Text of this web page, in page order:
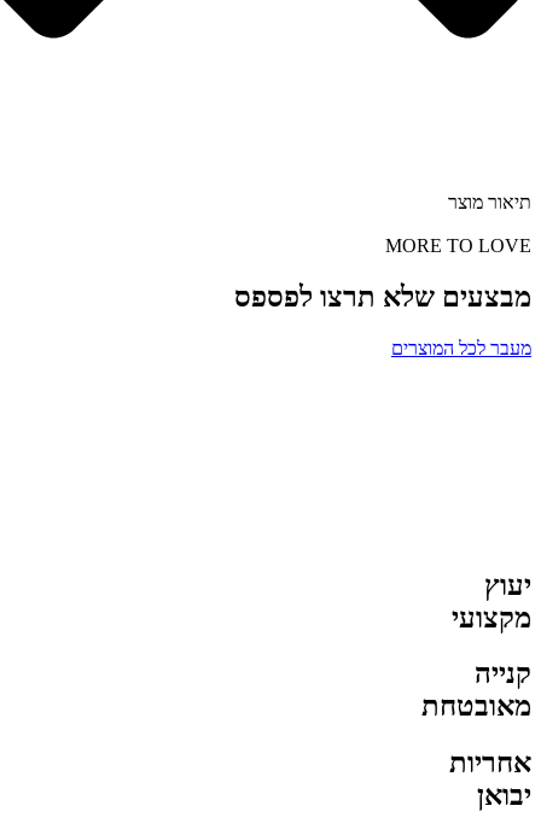
תיאור מוצר
MORE TO LOVE
מבצעים שלא תרצו לפספס
מעבר לכל המוצרים
יעוץ
מקצועי
קנייה
מאובטחת
אחריות
יבואן